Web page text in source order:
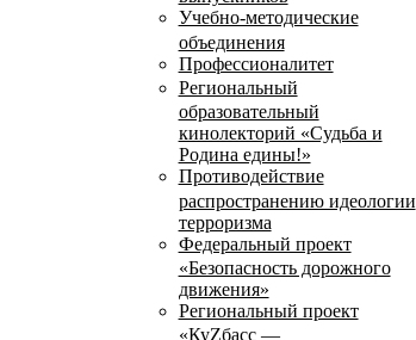
Учебно-методические
объединения
Профессионалитет
Региональный
образовательный
кинолекторий «Судьба и
Родина едины!»
Противодействие
распространению идеологии
терроризма
Федеральный проект
«Безопасность дорожного
движения»
Региональный проект
«КуZбасс —